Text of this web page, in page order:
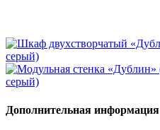
Дополнительная информация